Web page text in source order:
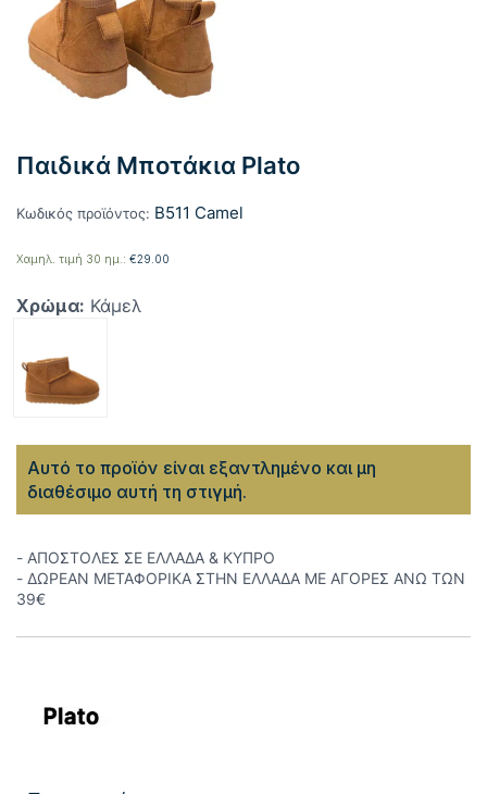
Παιδικά Μποτάκια Plato
Κωδικός προϊόντος: B511 Camel
Χαμηλ. τιμή 30 ημ.: €29.00
Χρώμα: Κάμελ
Αυτό το προϊόν είναι εξαντλημένο και μη
διαθέσιμο αυτή τη στιγμή.
- ΑΠΟΣΤΟΛΕΣ ΣΕ ΕΛΛΑΔΑ & ΚΥΠΡΟ
- ΔΩΡΕΑΝ ΜΕΤΑΦΟΡΙΚΑ ΣΤΗΝ ΕΛΛΑΔΑ ΜΕ ΑΓΟΡΕΣ ΑΝΩ ΤΩΝ
39€